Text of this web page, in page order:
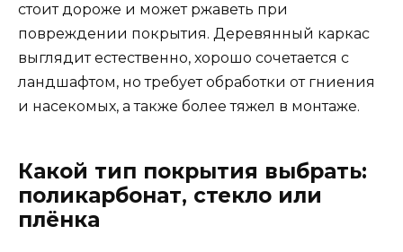
стоит дороже и может ржаветь при
повреждении покрытия. Деревянный каркас
выглядит естественно, хорошо сочетается с
ландшафтом, но требует обработки от гниения
и насекомых, а также более тяжел в монтаже.
Какой тип покрытия выбрать:
поликарбонат, стекло или
плёнка